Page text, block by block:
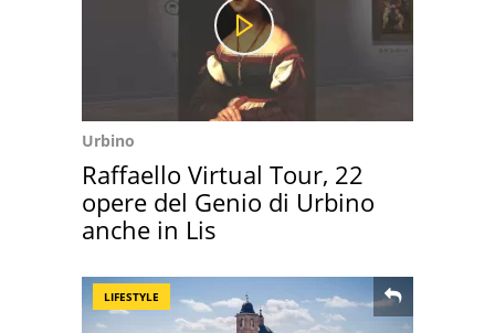
Urbino
Raffaello Virtual Tour, 22
opere del Genio di Urbino
anche in Lis
LIFESTYLE